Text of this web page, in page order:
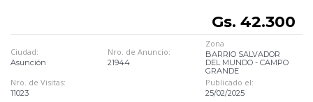
Gs. 42.300
Ciudad:
Asunción
Nro. de Anuncio:
21944
Zona
BARRIO SALVADOR
DEL MUNDO - CAMPO
GRANDE
Nro. de Visitas:
11023
Publicado el:
25/02/2025